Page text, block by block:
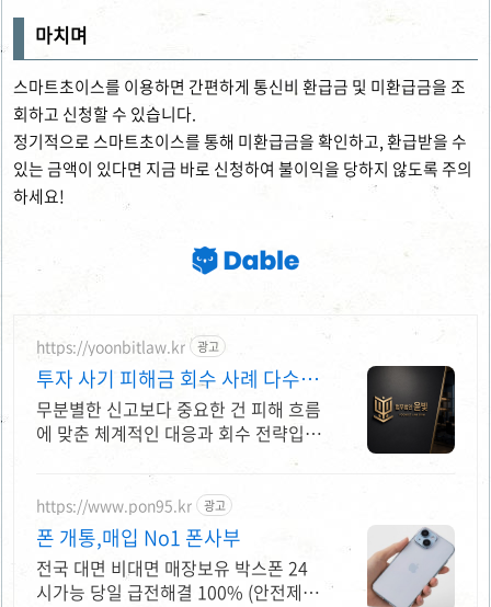
마치며
스마트초이스를 이용하면 간편하게 통신비 환급금 및 미환급금을 조
회하고 신청할 수 있습니다.
정기적으로 스마트초이스를 통해 미환급금을 확인하고, 환급받을 수
있는 금액이 있다면 지금 바로 신청하여 불이익을 당하지 않도록 주의
하세요!
https://yoonbitlaw.kr 광고
투자 사기 피해금 회수 사례 다수 보
유
무분별한 신고보다 중요한 건 피해 흐름
에 맞춘 체계적인 대응과 회수 전략입니
https://www.pon95.kr 광고
폰 개통,매입 No1 폰사부
전국 대면 비대면 매장보유 박스폰 24
시가능 당일 급전해결 100% (안전제